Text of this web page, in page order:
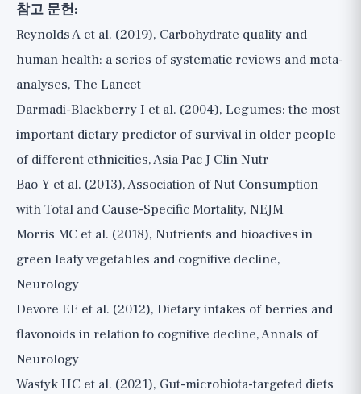
참고 문헌:
Reynolds A et al. (2019), Carbohydrate quality and
human health: a series of systematic reviews and meta-
analyses, The Lancet
Darmadi-Blackberry I et al. (2004), Legumes: the most
important dietary predictor of survival in older people
of different ethnicities, Asia Pac J Clin Nutr
Bao Y et al. (2013), Association of Nut Consumption
with Total and Cause-Specific Mortality, NEJM
Morris MC et al. (2018), Nutrients and bioactives in
green leafy vegetables and cognitive decline,
Neurology
Devore EE et al. (2012), Dietary intakes of berries and
flavonoids in relation to cognitive decline, Annals of
Neurology
Wastyk HC et al. (2021), Gut-microbiota-targeted diets